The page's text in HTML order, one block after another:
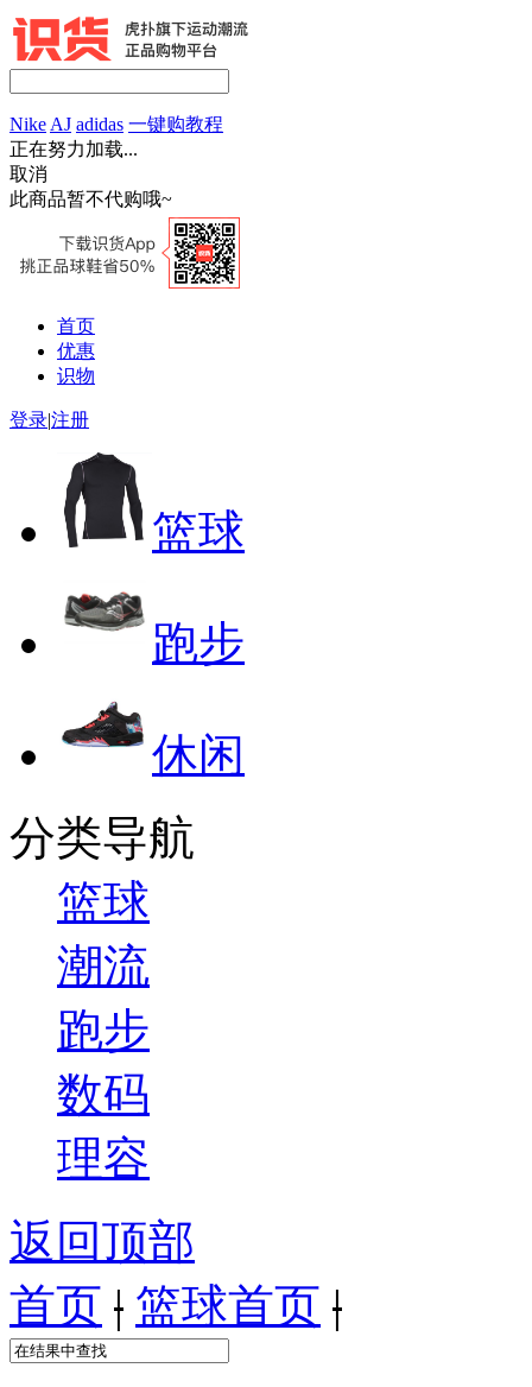
Nike AJ adidas 一键购教程
正在努力加载...
取消
此商品暂不代购哦~
首页
优惠
识物
登录|注册
篮球
跑步
休闲
分类导航
篮球
潮流
跑步
数码
理容
返回顶部
首页 | 篮球首页 |